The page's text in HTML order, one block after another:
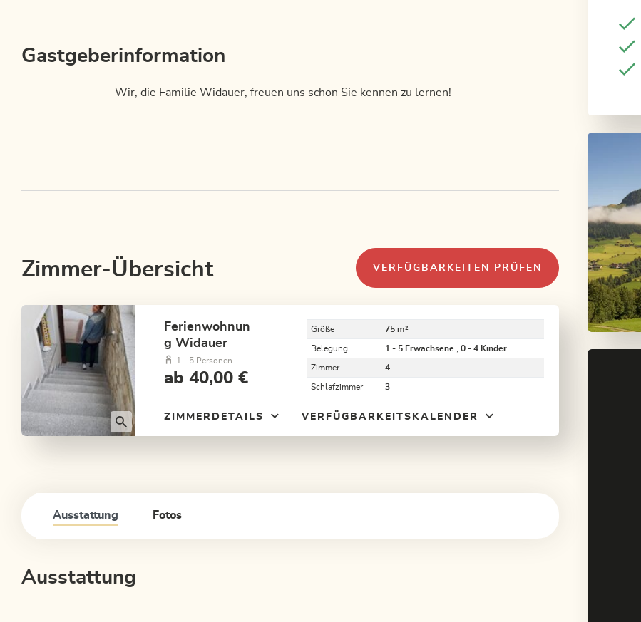
Gastgeberinformation
Wir, die Familie Widauer, freuen uns schon Sie kennen zu lernen!
Zimmer-Übersicht VERFÜGBARKEITEN PRÜFEN
Ferienwohnun
g Widauer
1 - 5 Personen
ab 40,00 €
Größe 75 m²
Belegung 1 - 5 Erwachsene , 0 - 4 Kinder
Zimmer 4
Schlafzimmer 3
ZIMMERDETAILS VERFÜGBARKEITSKALENDER
Ausstattung Fotos
Ausstattung